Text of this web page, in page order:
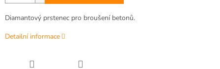
Diamantový prstenec pro broušení betonů.
Detailní informace